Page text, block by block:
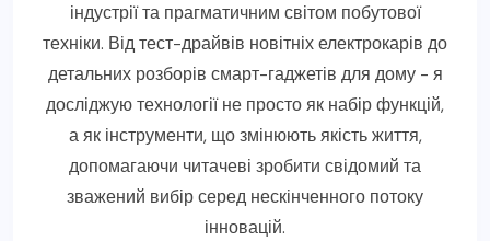
індустрії та прагматичним світом побутової
техніки. Від тест-драйвів новітніх електрокарів до
детальних розборів смарт-гаджетів для дому - я
досліджую технології не просто як набір функцій,
а як інструменти, що змінюють якість життя,
допомагаючи читачеві зробити свідомий та
зважений вибір серед нескінченного потоку
інновацій.